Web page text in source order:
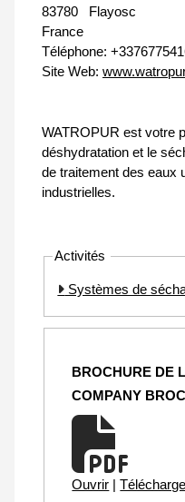
83780
Flayosc
France
Téléphone:
Site Web:
WATROPUR est votre
déshydratation et le
de traitement des eaux
industrielles.
Activités
Systèmes de
BROCHURE DE
COMPANY
Ouvrir |